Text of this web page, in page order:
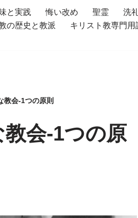
と実践 悔い改め 聖霊 洗
の歴史と教派 キリスト教専門用
教会-1つの原則
会-1つの原